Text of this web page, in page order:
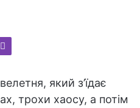
який з’їдає
трохи хаосу, а потім